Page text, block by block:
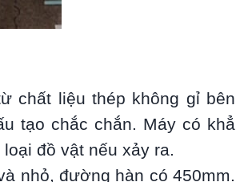
chất liệu thép không gỉ bên
tạo chắc chắn. Máy có khẳ
đồ vật nếu xảy ra.
nhỏ, đường hàn có 450mm.